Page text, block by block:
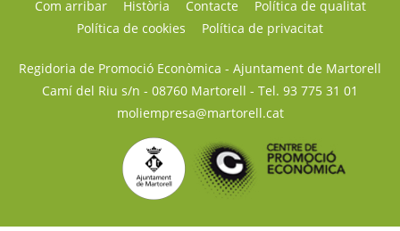
Com arribar Història Contacte
Política de qualitat
Política de cookies
Política de privacitat
Regidoria de Promoció Econòmica - Ajuntament de Martorell
Camí del Riu s/n - 08760 Martorell - Tel. 93 775 31 01
moliempresa@martorell.cat